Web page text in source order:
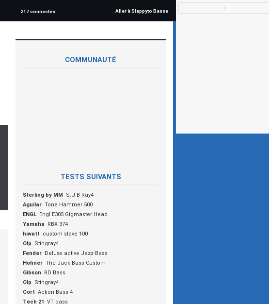
217 connectés Aller à Slappyto Basse
COMMUNAUTÉ
TESTS SUIVANTS
Sterling by MM
S.U.B Ray4
Aguilar Tone Hammer 500
ENGL Engl E305 Gigmaster Head
Yamaha
RBX 374
hiwatt
custom slave 100
Olp
Stingray4
Fender Deluxe active Jazz Bass
Hohner The Jack Bass Custom
Gibson
RD Bass
Olp
Stingray4
Cort Action Bass 4
Tech 21 VT bass
▼